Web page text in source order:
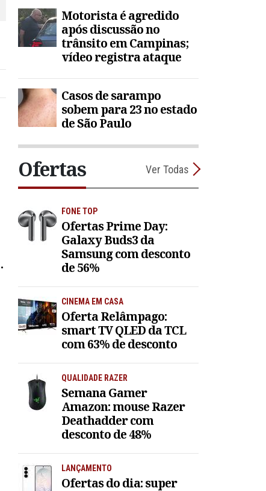
Motorista é agredido
após discussão no
trânsito em Campinas;
vídeo registra ataque
Casos de sarampo
sobem para 23 no estado
de São Paulo
Ofertas Ver Todas
FONE TOP
Ofertas Prime Day:
Galaxy Buds3 da
Samsung com desconto
de 56%
CINEMA EM CASA
Oferta Relâmpago:
smart TV QLED da TCL
com 63% de desconto
QUALIDADE RAZER
Semana Gamer
Amazon: mouse Razer
Deathadder com
desconto de 48%
LANÇAMENTO
Ofertas do dia: super